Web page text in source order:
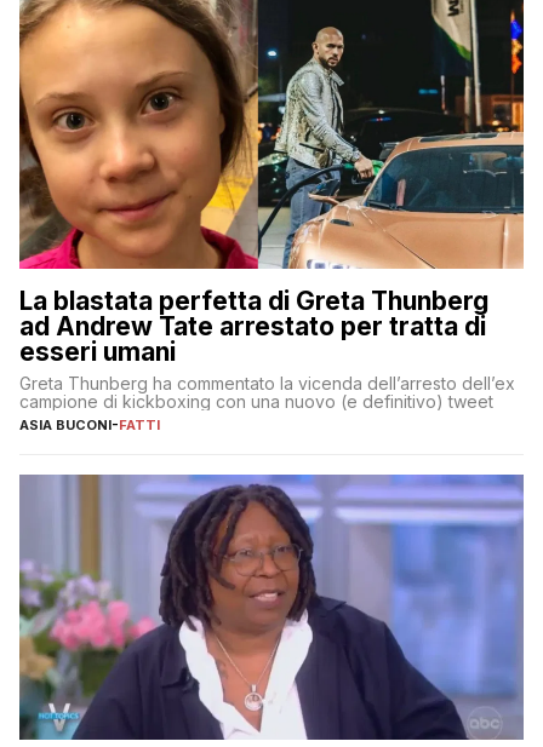
La blastata perfetta di Greta Thunberg
ad Andrew Tate arrestato per tratta di
esseri umani
Greta Thunberg ha commentato la vicenda dell’arresto dell’ex
campione di kickboxing con una nuovo (e definitivo) tweet
ASIA BUCONI-FATTI